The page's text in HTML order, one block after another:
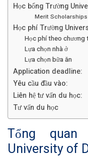
Học bổng Trường
Merit Scholarships
Học phí Trường
Học phí theo chương
Lựa chọn nhà ở
Lựa chọn bữa ăn
Application deadline:
Yêu cầu đầu vào:
Liên hệ tư vấn du học:
Tư vấn du học
Tổng
University of